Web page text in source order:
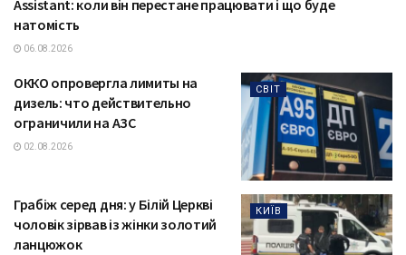
Assistant: коли він перестане працювати і що буде
натомість
06.08.2026
СВІТ
ОККО опровергла лимиты на
дизель: что действительно
ограничили на АЗС
02.08.2026
КИЇВ
Грабіж серед дня: у Білій Церкві
чоловік зірвав із жінки золотий
ланцюжок